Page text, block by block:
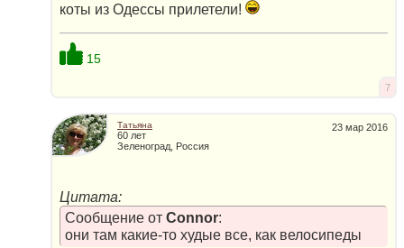
коты из Одессы прилетели!
15
7
23 мар 2016
Татьяна
60 лет
Зеленоград, Россия
Цитата:
Сообщение от Connor:
они там какие-то худые все, как велосипеды